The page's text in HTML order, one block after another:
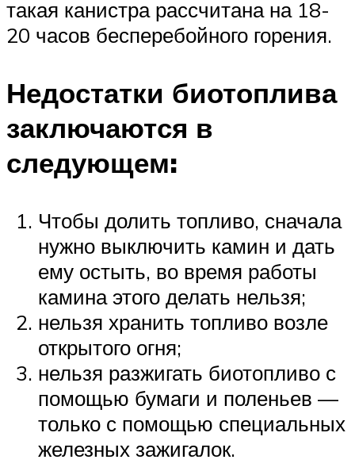
такая канистра рассчитана на 18-
20 часов бесперебойного горения.
Недостатки биотоплива
заключаются в
следующем:
Чтобы долить топливо, сначала
нужно выключить камин и дать
ему остыть, во время работы
камина этого делать нельзя;
нельзя хранить топливо возле
открытого огня;
нельзя разжигать биотопливо с
помощью бумаги и поленьев —
только с помощью специальных
железных зажигалок.